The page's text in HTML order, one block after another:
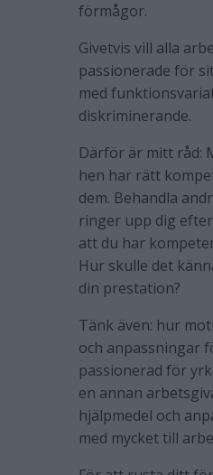
förmågor.
Givetvis vill alla
passionerade för
med
diskriminerande.
Därför är mitt råd:
hen har rätt
dem. Behandla
ringer upp dig
att du har
Hur skulle det
din prestation?
Tänk även: hur
och anpassningar
passionerad för
en annan
hjälpmedel och
med mycket till